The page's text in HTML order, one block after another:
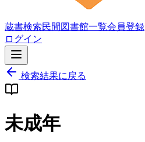
蔵書検索民間図書館一覧会員登録
ログイン
検索結果に戻る
未成年